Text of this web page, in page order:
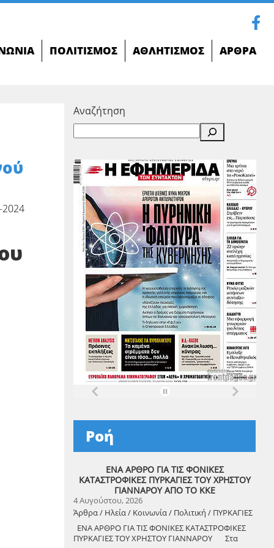
ΠΟΛΙΤΙΣΜΌΣ ΑΘΛΗΤΙΣΜΌΣ ΆΡΘΡΑ
2024
Αναζήτηση
Ροή
ΕΝΑ ΑΡΘΡΟ ΓΙΑ ΤΙΣ ΦΟΝΙΚΕΣ
ΚΑΤΑΣΤΡΟΦΙΚΕΣ ΠΥΡΚΑΓΙΕΣ ΤΟΥ ΧΡΗΣΤΟΥ
ΓΙΑΝΝΑΡΟΥ ΑΠΟ ΤΟ ΚΚΕ
4 Αυγούστου, 2026
Άρθρα / Ηλεία / Κοινωνία / Πολιτική / ΠΥΡΚΑΓΙΕΣ
ΕΝΑ ΑΡΘΡΟ ΓΙΑ ΤΙΣ ΦΟΝΙΚΕΣ ΚΑΤΑΣΤΡΟΦΙΚΕΣ
ΠΥΡΚΑΓΙΕΣ ΤΟΥ ΧΡΗΣΤΟΥ ΓΙΑΝΝΑΡΟΥ Στα